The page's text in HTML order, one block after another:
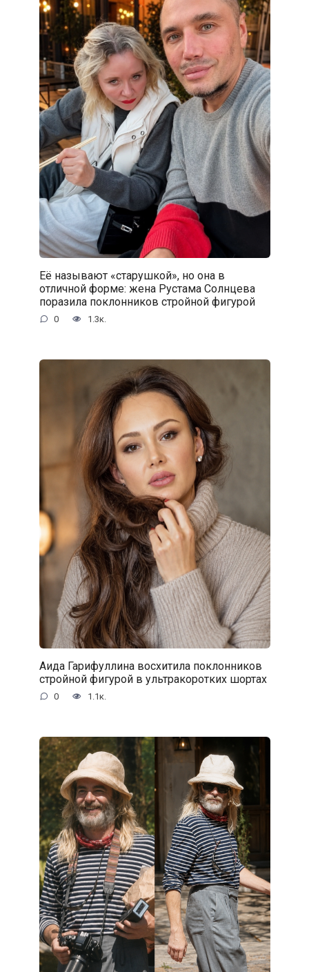
Её называют «старушкой», но она в
отличной форме: жена Рустама Солнцева
поразила поклонников стройной фигурой
0 1.3к.
Аида Гарифуллина восхитила поклонников
стройной фигурой в ультракоротких шортах
0 1.1к.